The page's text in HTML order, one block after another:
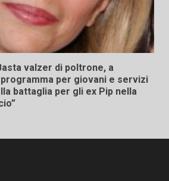
valzer di poltrone, a
per giovani e servizi
battaglia per gli ex Pip nella